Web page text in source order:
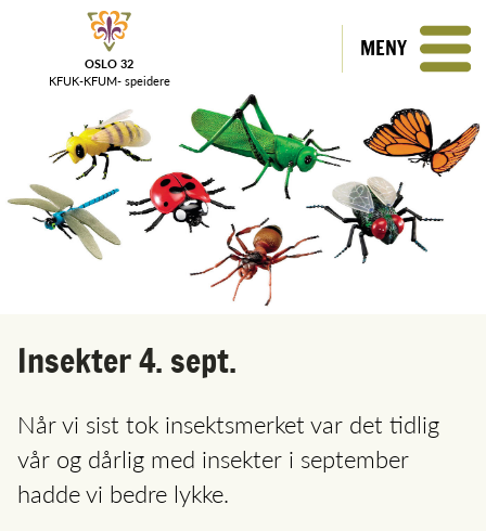
OSLO 32
KFUK-KFUM- speidere
MENY
Insekter 4. sept.
Når vi sist tok insektsmerket var det tidlig
vår og dårlig med insekter i september
hadde vi bedre lykke.